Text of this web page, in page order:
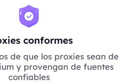
conformes
de que los proxies sean de
y provengan de fuentes
confiables